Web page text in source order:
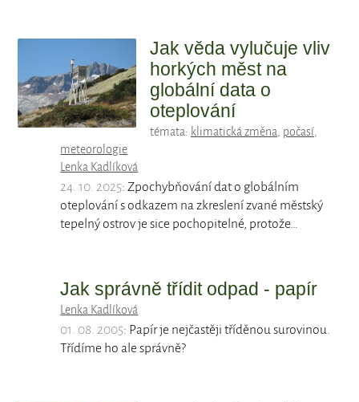
Jak věda vylučuje vliv
horkých měst na
globální data o
oteplování
témata: klimatická změna, počasí,
meteorologie
Lenka Kadlíková
24. 10. 2025: Zpochybňování dat o globálním
oteplování s odkazem na zkreslení zvané městský
tepelný ostrov je sice pochopitelné, protože…
Jak správně třídit odpad - papír
Lenka Kadlíková
01. 08. 2005: Papír je nejčastěji tříděnou surovinou.
Třídíme ho ale správně?